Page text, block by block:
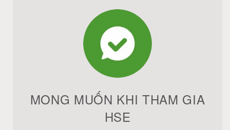
MONG MUỐN KHI THAM GIA
HSE